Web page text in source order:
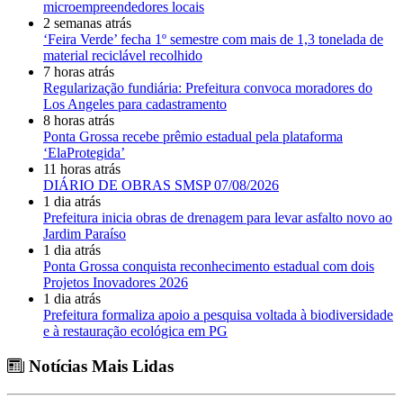
microempreendedores locais
2 semanas atrás
‘Feira Verde’ fecha 1º semestre com mais de 1,3 tonelada de
material reciclável recolhido
7 horas atrás
Regularização fundiária: Prefeitura convoca moradores do
Los Angeles para cadastramento
8 horas atrás
Ponta Grossa recebe prêmio estadual pela plataforma
‘ElaProtegida’
11 horas atrás
DIÁRIO DE OBRAS SMSP 07/08/2026
1 dia atrás
Prefeitura inicia obras de drenagem para levar asfalto novo ao
Jardim Paraíso
1 dia atrás
Ponta Grossa conquista reconhecimento estadual com dois
Projetos Inovadores 2026
1 dia atrás
Prefeitura formaliza apoio a pesquisa voltada à biodiversidade
e à restauração ecológica em PG
Notícias Mais Lidas